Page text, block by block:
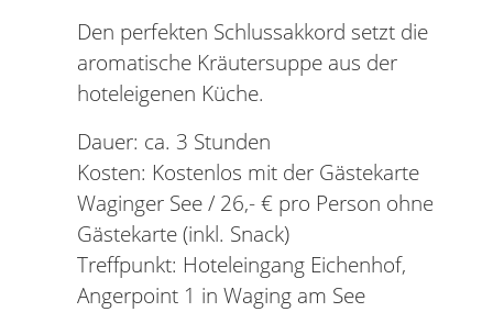
Den perfekten Schlussakkord setzt die
aromatische Kräutersuppe aus der
hoteleigenen Küche.
Dauer: ca. 3 Stunden
Kosten: Kostenlos mit der Gästekarte
Waginger See / 26,- € pro Person ohne
Gästekarte (inkl. Snack)
Treffpunkt: Hoteleingang Eichenhof,
Angerpoint 1 in Waging am See